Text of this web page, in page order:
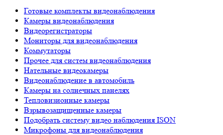
Готовые комплекты видеонаблюдения
Камеры видеонаблюдения
Видеорегистраторы
Мониторы для видеонаблюдения
Коммутаторы
Прочее для систем видеонаблюдения
Нательные видеокамеры
Видеонаблюдение в автомобиль
Камеры на солнечных панелях
Тепловизионные камеры
Взрывозащищенные камеры
Подобрать систему видео наблюдения ISON
Микрофоны для видеонаблюдения